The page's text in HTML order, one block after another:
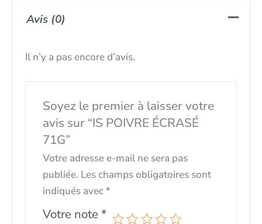
Avis (0)
Il n’y a pas encore d’avis.
Soyez le premier à laisser votre
avis sur “IS POIVRE ÉCRASÉ
71G”
Votre adresse e-mail ne sera pas
publiée. Les champs obligatoires sont
indiqués avec*
Votre note *